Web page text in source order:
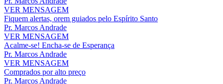
VER MENSAGEM
Fiquem alertas, orem guiados pelo Espírito Santo
Pr. Marcos Andrade
VER MENSAGEM
Acalme-se! Encha-se de Esperança
Pr. Marcos Andrade
VER MENSAGEM
Comprados por alto preço
Pr. Marcos Andrade